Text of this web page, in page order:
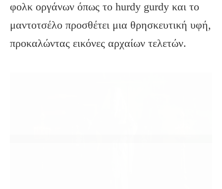
φολκ οργάνων όπως το hurdy gurdy και το
μαντοτσέλο προσθέτει μια θρησκευτική υφή,
προκαλώντας εικόνες αρχαίων τελετών.